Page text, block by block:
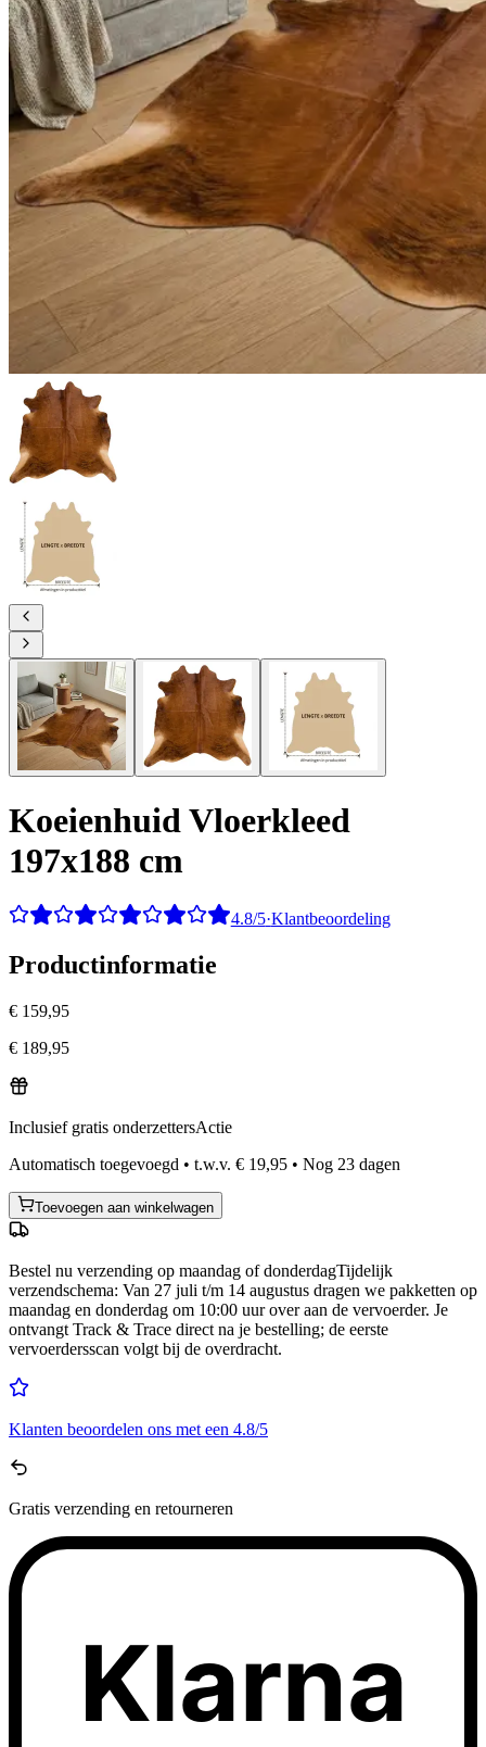
Koeienhuid Vloerkleed
197x188 cm
4.8/5·Klantbeoordeling
Productinformatie
€ 159,95
€ 189,95
Inclusief gratis onderzettersActie
Automatisch toegevoegd • t.w.v. € 19,95 • Nog 23 dagen
Toevoegen aan winkelwagen
Bestel nu verzending op maandag of donderdagTijdelijk
verzendschema: Van 27 juli t/m 14 augustus dragen we pakketten op
maandag en donderdag om 10:00 uur over aan de vervoerder. Je
ontvangt Track & Trace direct na je bestelling; de eerste
vervoerdersscan volgt bij de overdracht.
Klanten beoordelen ons met een 4.8/5
Gratis verzending en retourneren
Klarna